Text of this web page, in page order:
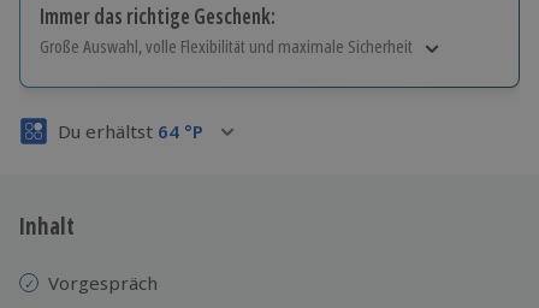
Immer das richtige Geschenk:
Große Auswahl, volle Flexibilität und maximale Sicherheit
Volle Flexibilität
3 Jahre gültig & verlängerbar.
Du erhältst 64 °P
Inhalt
Vorgespräch